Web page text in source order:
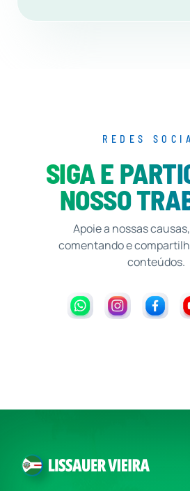
REDES
SIGA E
NOSSO
Apoie a nossas
comentando e
conteúdos.